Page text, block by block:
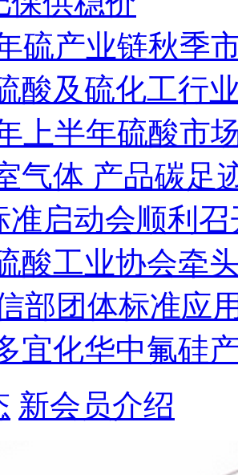
硫产业链秋季
酸及硫化工行
上半年硫酸市
气体 产品碳足
准启动会顺利召
酸工业协会牵
部团体标准应
宜化华中氟硅
新会员介绍